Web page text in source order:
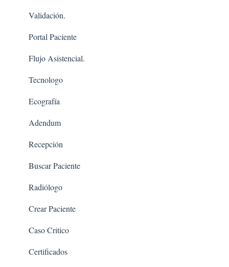
Validación.
Portal Paciente
Flujo Asistencial.
Tecnologo
Ecografía
Adendum
Recepción
Buscar Paciente
Radiólogo
Crear Paciente
Caso Critico
Certificados